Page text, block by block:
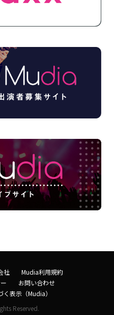
社
Mudia利用規約
お問い合わせ
表示（Mudia）
Reserved.